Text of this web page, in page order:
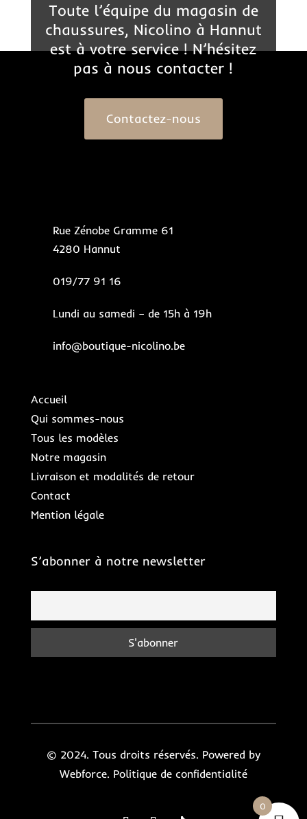
Toute l’équipe du magasin de
chaussures, Nicolino à Hannut
est à votre service ! N’hésitez
pas à nous contacter !
Contactez-nous
Rue Zénobe Gramme 61
4280 Hannut
019/77 91 16
Lundi au samedi – de 15h à 19h
info@boutique-nicolino.be
Accueil
Qui sommes-nous
Tous les modèles
Notre magasin
Livraison et modalités de retour
Contact
Mention légale
S’abonner à notre newsletter
© 2024. Tous droits réservés. Powered by
Webforce. Politique de confidentialité
0